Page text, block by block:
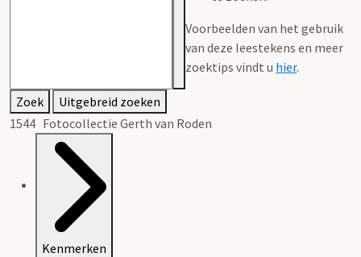
Voorbeelden van het gebruik
van deze leestekens en meer
zoektips vindt u hier.
Zoek
Uitgebreid zoeken
1544 Fotocollectie Gerth van Roden
Kenmerken